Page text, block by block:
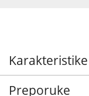
Karakteristike
Preporuke